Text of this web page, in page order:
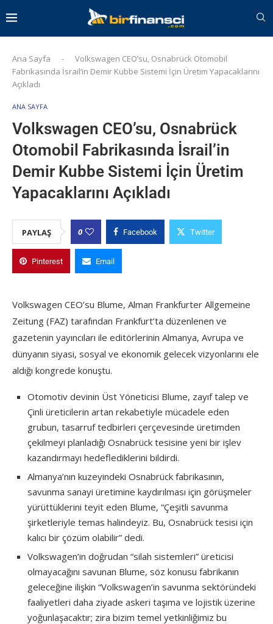
Ana Sayfa -
Volkswagen CEO’su, Osnabrück Otomobil
Fabrikasında İsrail’in Demir Kubbe Sistemi İçin Üretim Yapacaklarını
Açıkladı
ANA SAYFA
Volkswagen CEO’su, Osnabrück
Otomobil Fabrikasında İsrail’in
Demir Kubbe Sistemi İçin Üretim
Yapacaklarını Açıkladı
PAYLAŞ 0 Facebook Twitter
Pinterest Email
Volkswagen CEO’su Blume, Alman Frankfurter Allgemeine
Zeitung (FAZ) tarafından Frankfurt’ta düzenlenen ve
gazetenin yayıncıları ile editörlerinin Almanya, Avrupa ve
dünyanın siyasi, sosyal ve ekonomik gelecek vizyonlarını ele
aldığı kongrede konuştu.
Otomotiv devinin Üst Yöneticisi Blume, zayıf talep ve
Çinli üreticilerin artan rekabetiyle mücadele eden
grubun, tasarruf tedbirleri çerçevesinde üretimden
çekilmeyi planladığı Osnabrück tesisine yeni bir işlev
kazandırmayı hedeflediklerini bildirdi.
Almanya’nın kuzeyindeki Osnabrück fabrikasının,
savunma sanayi üretimine kaydırılması için görüşmeler
yürüttüklerini teyit eden Blume, “Çeşitli savunma
şirketleriyle temas halindeyiz. Bu, Osnabrück tesisi için
kalıcı bir çözüm olabilir” dedi.
Volkswagen’in doğrudan “silah sistemleri” üreticisi
olmayacağını savunan Blume, söz konusu fabrikanın
geleceğine ilişkin “Volkswagen’in savunma sektöründeki
faaliyetleri daha ziyade askeri taşıma ve lojistik üzerine
yoğunlaşacaktır; zira bizim temel yetkinliğimiz bu